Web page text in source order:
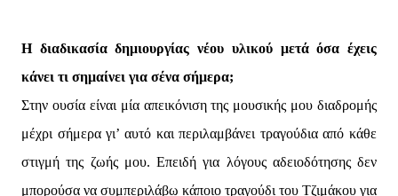
Η διαδικασία δημιουργίας νέου υλικού μετά όσα έχεις
κάνει τι σημαίνει για σένα σήμερα;
Στην ουσία είναι μία απεικόνιση της μουσικής μου διαδρομής
μέχρι σήμερα γι’ αυτό και περιλαμβάνει τραγούδια από κάθε
στιγμή της ζωής μου. Επειδή για λόγους αδειοδότησης δεν
μπορούσα να συμπεριλάβω κάποιο τραγούδι του Τζιμάκου για